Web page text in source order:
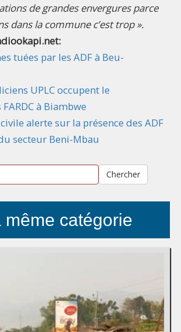
de grandes envergures parce
dans la commune c’est trop ».
tuées par les ADF à Beu-
UPLC occupent le
à Biambwe
alerte sur la présence des ADF
secteur Beni-Mbau
Chercher
même catégorie